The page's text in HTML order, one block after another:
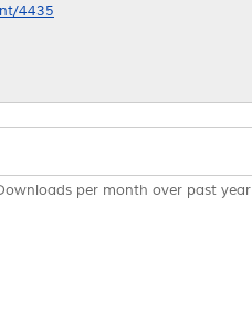
4435
per month over past year